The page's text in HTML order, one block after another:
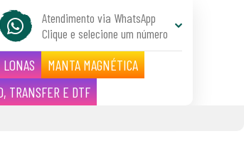
Atendimento via WhatsApp
Clique e selecione um número
LONAS
MANTA MAGNÉTICA
TRANSFER E DTF